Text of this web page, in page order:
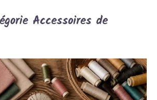
Accessoires de